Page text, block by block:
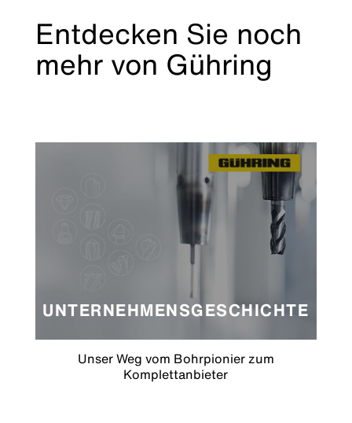
Entdecken Sie noch
mehr von Gühring
UNTERNEHMENSGESCHICHTE
Unser Weg vom Bohrpionier zum
Komplettanbieter